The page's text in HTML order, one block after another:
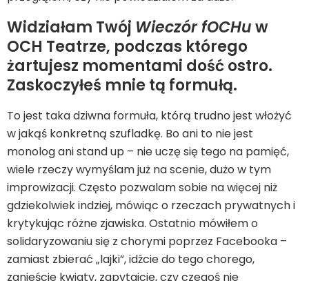
Widziałam Twój Wieczór fOCHuw
OCH Teatrze, podczas którego
żartujesz momentami dość ostro.
Zaskoczyłeś mnie tą formułą.
To jest taka dziwna formuła, którą trudno jest włożyć
w jakąś konkretną szufladkę. Bo ani to nie jest
monolog ani stand up – nie uczę się tego na pamięć,
wiele rzeczy wymyślam już na scenie, dużo w tym
improwizacji. Często pozwalam sobie na więcej niż
gdziekolwiek indziej, mówiąc o rzeczach prywatnych i
krytykując różne zjawiska. Ostatnio mówiłem o
solidaryzowaniu się z chorymi poprzez Facebooka –
zamiast zbierać „lajki”, idźcie do tego chorego,
zanieście kwiaty, zapytajcie, czy czegoś nie